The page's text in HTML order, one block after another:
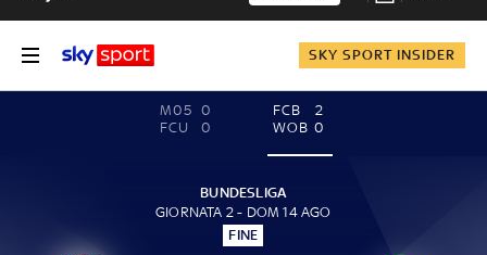
SKY SPORT INSIDER
M05 0
FCU
0
FCB
2
WOB 0
BUNDESLIGA
GIORNATA 2 - DOM 14 AGO
FINE